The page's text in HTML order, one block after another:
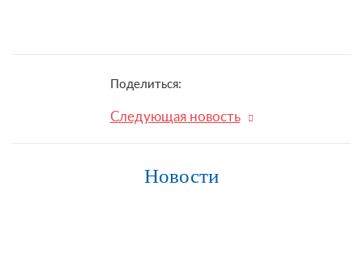
Поделиться:
Следующая новость
Новости